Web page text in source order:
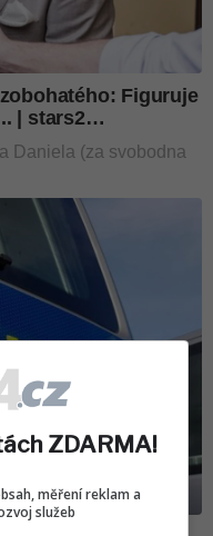
ZDARMA!
měření reklam a
služeb